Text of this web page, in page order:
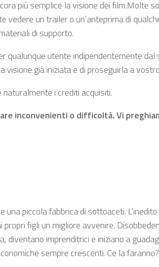
più semplice la visione dei film.Molte
un trailer o un’anteprima di
di supporto.
utente indipendentemente
già iniziata e di proseguirla a
i crediti acquisiti.
inconvenienti o difficoltà. Vi
piccola fabbrica di sottoaceti.
figli un migliore avvenire.
imprenditrici e iniziano a
sempre crescenti. Ce la